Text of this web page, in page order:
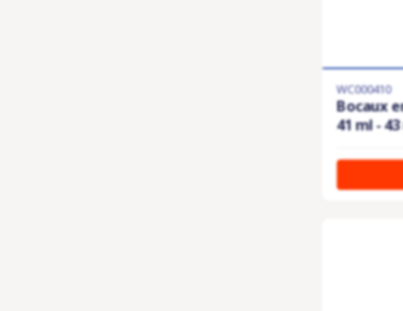
WC000410
Bocaux
41 ml -